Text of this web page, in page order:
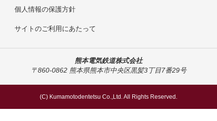
個人情報の保護方針
サイトのご利用にあたって
熊本電気鉄道株式会社
〒860-0862 熊本県熊本市中央区黒髪3丁目7番29号
(C) Kumamotodentetsu Co.,Ltd. All Rights Reserved.